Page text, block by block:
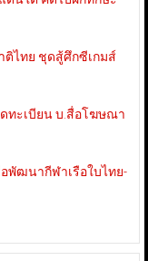
ไทย ชุดสู้ศึกซีเกมส์
ดทะเบียน บ.สื่อโฆษณา
อพัฒนากีฬาเรือใบไทย-